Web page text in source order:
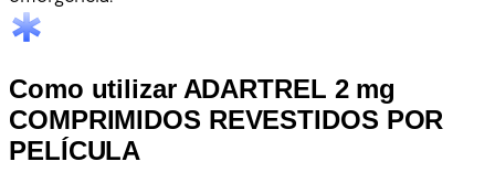
Como utilizar ADARTREL 2 mg
COMPRIMIDOS REVESTIDOS POR
PELÍCULA